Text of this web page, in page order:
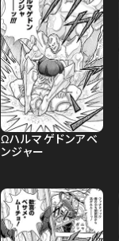
Ωハルマゲドンアベ
ンジャー